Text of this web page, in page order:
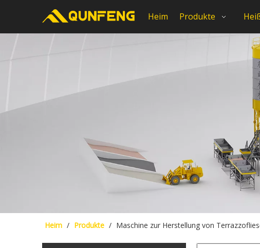
Heim Produkte
Heim / Produkte / Maschine zur Herstellung von